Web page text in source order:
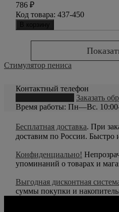
786 ₽
Код товара: 437-450
В корзину
Стимулятор пениса
Контактный телефон
Заказать
Время работы: Пн—Вс.
Бесплатная доставка. При
доставим по России. Быстро
Конфиденциально!
упоминаний о товарах и
Выгодная дисконтная
суммы покупки и